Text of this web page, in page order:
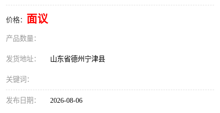
价格： 面议
产品数量：
发货地址： 山东省德州宁津县
关键词：
发布日期： 2026-08-06